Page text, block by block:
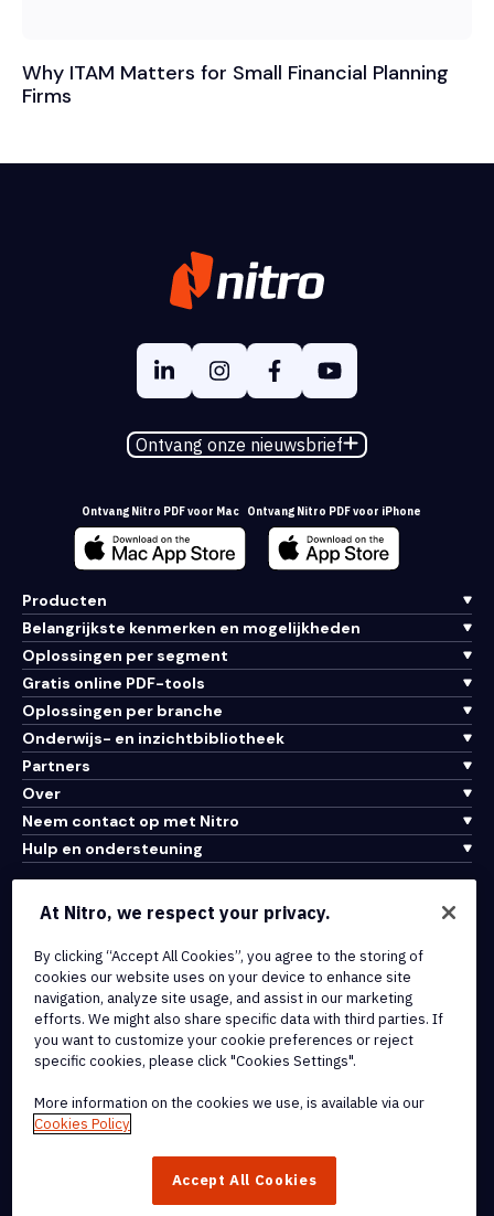
Why ITAM Matters for Small Financial Planning
Firms
Ontvang onze nieuwsbrief
Ontvang Nitro PDF voor Mac Ontvang Nitro PDF voor iPhone
Producten
Belangrijkste kenmerken en mogelijkheden
Oplossingen per segment
Gratis online PDF-tools
Oplossingen per branche
Onderwijs- en inzichtbibliotheek
Partners
Over
Neem contact op met Nitro
Hulp en ondersteuning
Integraties en API-connectiviteit
Cookiebeleid
Copyrightbeleid
Alle voorwaarden en beleidsmaatregelen
© 2026 Nitro Software, Inc. Inc. Alle rechten voorbehouden.
Nitro, het Nitro-logo, Nitro Productivity Platform, Nitro PDF Pro, Nitro
dochterondernemingen in de Verenigde Staten en/of andere
At Nitro, we respect your privacy.
By clicking “Accept All Cookies”, you agree to the storing of
cookies our website uses on your device to enhance site
navigation, analyze site usage, and assist in our marketing
efforts. We might also share specific data with third parties. If
you want to customize your cookie preferences or reject
specific cookies, please click "Cookies Settings".
More information on the cookies we use, is available via our
Cookies Policy
Accept All Cookies